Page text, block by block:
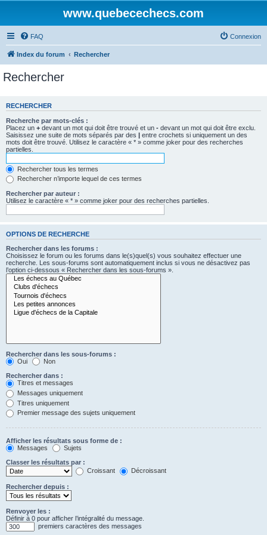
www.quebecechecs.com
FAQ Connexion
Index du forum Rechercher
Rechercher
RECHERCHER
Recherche par mots-clés :
Placez un + devant un mot qui doit être trouvé et un - devant un mot qui doit être exclu.
Saisissez une suite de mots séparés par des | entre crochets si uniquement un des
mots doit être trouvé. Utilisez le caractère « * » comme joker pour des recherches
partielles.
Rechercher tous les termes
Rechercher n’importe lequel de ces termes
Rechercher par auteur :
Utilisez le caractère « * » comme joker pour des recherches partielles.
OPTIONS DE RECHERCHE
Rechercher dans les forums :
Choisissez le forum ou les forums dans le(s)quel(s) vous souhaitez effectuer une
recherche. Les sous-forums sont automatiquement inclus si vous ne désactivez pas
l’option ci-dessous « Rechercher dans les sous-forums ».
Rechercher dans les sous-forums :
Oui
Non
Rechercher dans :
Titres et messages
Messages uniquement
Titres uniquement
Premier message des sujets uniquement
Afficher les résultats sous forme de :
Messages
Sujets
Classer les résultats par :
Croissant
Décroissant
Rechercher depuis :
Renvoyer les :
Définir à 0 pour afficher l’intégralité du message.
premiers caractères des messages